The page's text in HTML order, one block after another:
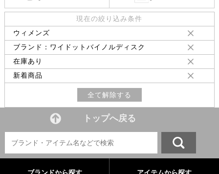
現在の絞り込み条件
ウィメンズ
ブランド：ワイドットバイノルディスク
在庫あり
新着商品
全て解除する
トップへ戻る